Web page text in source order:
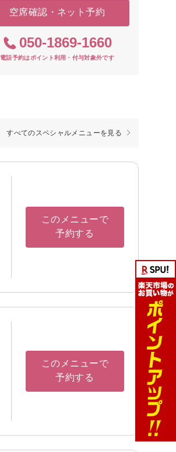
空席確認・ネット予約
050-1869-1660
電話予約はポイント利用・付与対象外です
すべてのスペシャルメニューを見る
このメニューで
予約する
このメニューで
予約する